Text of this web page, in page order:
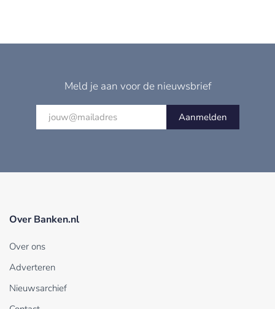
Meld je aan voor de nieuwsbrief
Aanmelden
Over Banken.nl
Over ons
Adverteren
Nieuwsarchief